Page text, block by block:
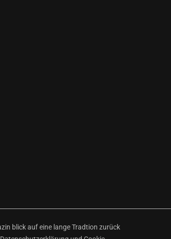
blick auf eine lange Tradtion zurück